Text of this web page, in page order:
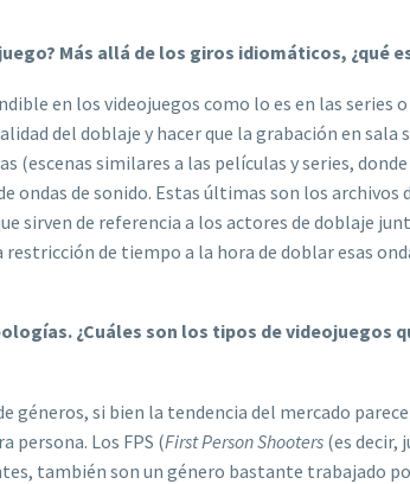
Más allá de los giros idiomáticos, ¿qué
en los videojuegos como lo es en las series
del doblaje y hacer que la grabación en
(escenas similares a las películas y series,
ondas de sonido. Estas últimas son los archivos
sirven de referencia a los actores de doblaje
restricción de tiempo a la hora de doblar esas
¿Cuáles son los tipos de videojuegos
géneros, si bien la tendencia del mercado
persona. Los FPS (First Person Shooters (es decir,
también son un género bastante trabajado